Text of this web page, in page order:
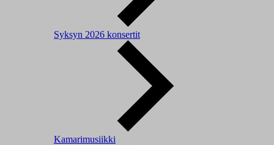
Syksyn 2026 konsertit
Kamarimusiikki